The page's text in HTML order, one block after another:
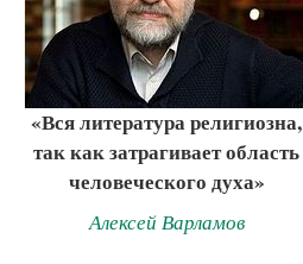
«Вся литература религиозна,
так как затрагивает область
человеческого духа»
Алексей Варламов